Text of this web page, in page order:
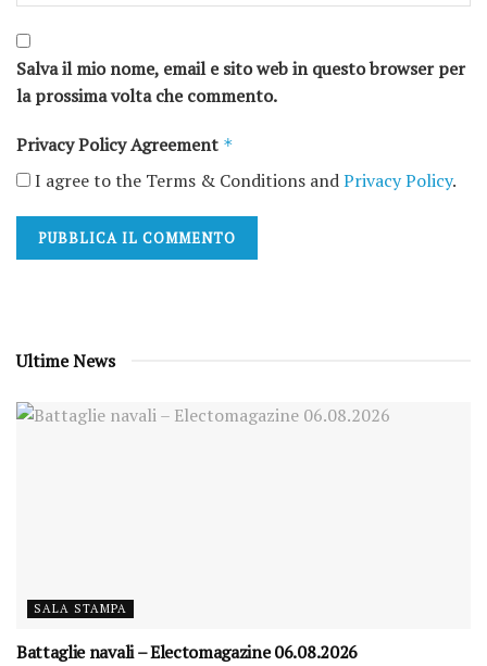
Salva il mio nome, email e sito web in questo browser per
la prossima volta che commento.
Privacy Policy Agreement *
I agree to the Terms & Conditions andPrivacy Policy.
Ultime News
SALA STAMPA
Battaglie navali – Electomagazine 06.08.2026